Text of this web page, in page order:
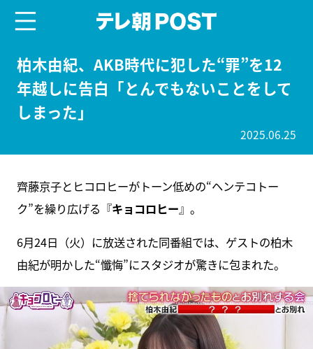
柏木由紀、AKB時代に犯した“罪”を12
年越しに告白「とんでもないことをして
しまった」
2025.06.25
齊藤京子とヒコロヒーがトーン低めの“ヘンテコトー
ク”を繰り広げる『キョコロヒー』。
6月24日（火）に放送された同番組では、ゲストの柏木
由紀が明かした“懺悔”にスタジオが驚きに包まれた。